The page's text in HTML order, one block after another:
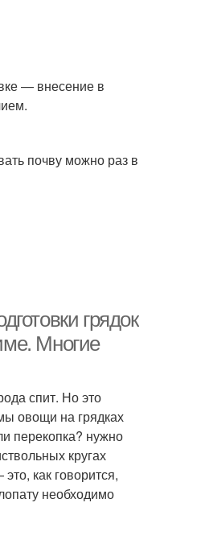
— внесение в
почву можно раз в
грядок
Многие
спит. Но это
овощи на грядках
перекопка? нужно
кругах
как говорится,
необходимо